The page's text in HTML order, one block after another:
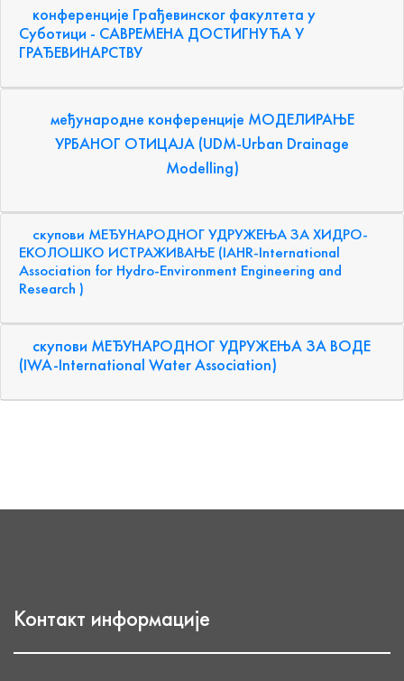
конференције Грађевинског факултета у
Суботици - САВРЕМЕНА ДОСТИГНУЋА У
ГРАЂЕВИНАРСТВУ
међународне конференције МОДЕЛИРАЊЕ
УРБАНОГ ОТИЦАЈА (UDM-Urban Drainage
Modelling)
скупови МЕЂУНАРОДНОГ УДРУЖЕЊА ЗА ХИДРО-
ЕКОЛОШКО ИСТРАЖИВАЊЕ (IAHR-International
Association for Hydro-Environment Engineering and
Research )
скупови МЕЂУНАРОДНОГ УДРУЖЕЊА ЗА ВОДЕ
(IWA-International Water Association)
Контакт информације